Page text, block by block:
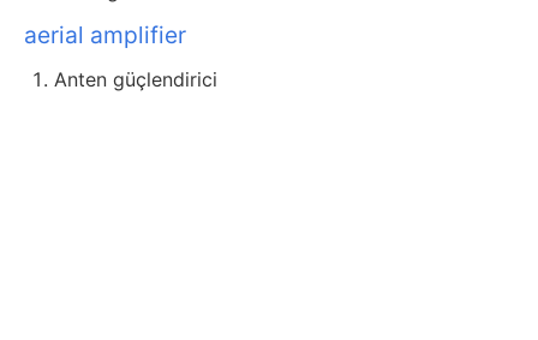
aerial amplifier
Anten güçlendirici